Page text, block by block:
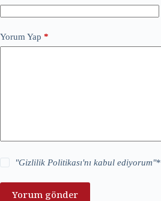
Yorum Yap *
"Gizlilik Politikası'nı kabul ediyorum"*
Yorum gönder